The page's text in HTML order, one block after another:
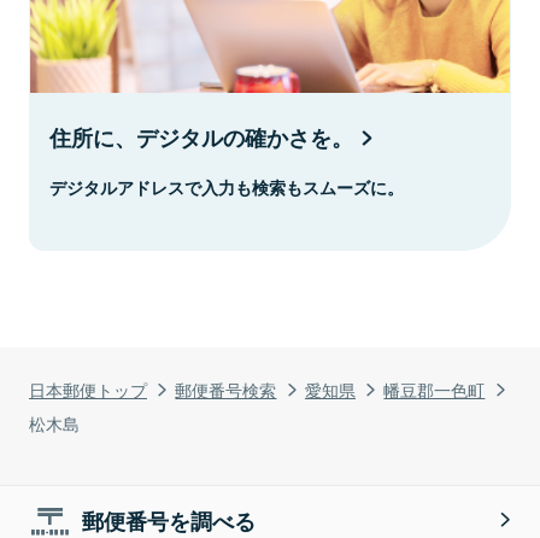
日本郵便トップ 郵便番号検索 愛知県
幡豆郡一色町
松木島
住所に、デジタルの確かさを。
デジタルアドレスで入力も検索もスムーズに。
郵便番号を調べる